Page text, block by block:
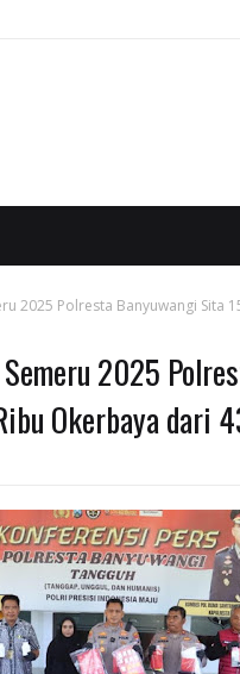
2025 Polresta Banyuwangi Sita
2025
Okerbaya dari